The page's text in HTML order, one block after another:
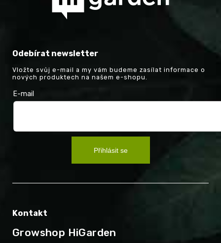
Odebírat newsletter
Vložte svůj e-mail a my vám budeme zasílat informace o
nových produktech na našem e-shopu.
E-mail
Přihlásit se
Kontakt
Growshop HiGarden